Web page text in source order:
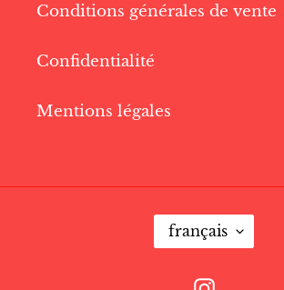
Conditions générales de vente
Confidentialité
Mentions légales
L
N
français